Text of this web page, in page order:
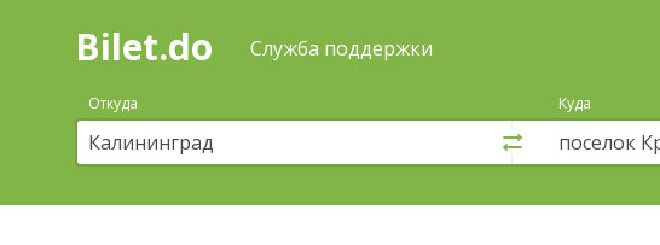
Поиск
покупка
билетов
автобус
онлайн
Bilet.do Служба поддержки
Откуда Куда